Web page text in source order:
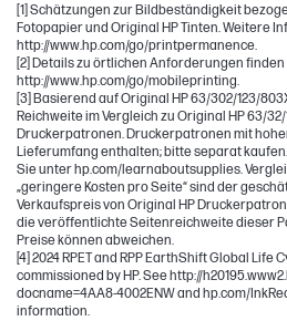
[1] Schätzungen zur Bildbeständigkeit
Fotopapier und Original HP Tinten. Weitere
http://www.hp.com/go/printpermanence.
[2] Details zu örtlichen Anforderungen
http://www.hp.com/go/mobileprinting.
[3] Basierend auf Original HP 63/302/123/
Reichweite im Vergleich zu Original HP 63/
Druckerpatronen. Druckerpatronen mit
Lieferumfang enthalten; bitte separat
Sie unter hp.com/learnaboutsupplies.
„geringere Kosten pro Seite“ sind der
Verkaufspreis von Original HP
die veröffentlichte Seitenreichweite dieser
Preise können abweichen.
[4] 2024 RPET and RPP EarthShift Global Life
commissioned by HP. See http://
docname=4AA8-4002ENW and hp.com/
information.